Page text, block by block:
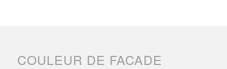
COULEUR DE FACADE